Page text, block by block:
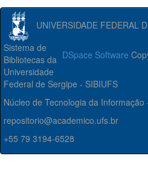
UNIVERSIDADE FEDERAL
DSpace Software
Sistema de
Bibliotecas da
Universidade
Federal de Sergipe - SIBIUFS
Núcleo de Tecnologia da Informação
repositorio@academico.ufs.br
+55 79 3194-6528